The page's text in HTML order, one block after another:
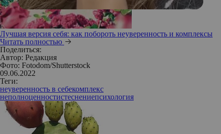
Лучшая версия себя: как побороть неуверенность и комплексы
Читать полностью
Поделиться:
Автор: Редакция
Фото: Fotodom/Shutterstock
09.06.2022
Теги:
неуверенность в себекомплекс
неполноценностистеснениепсихология